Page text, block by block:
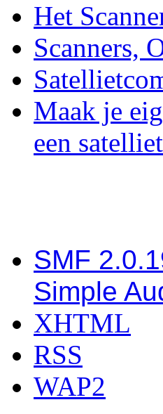
Het
Scanners,
Maak je
een
SMF
Simple
XHTML
RSS
WAP2